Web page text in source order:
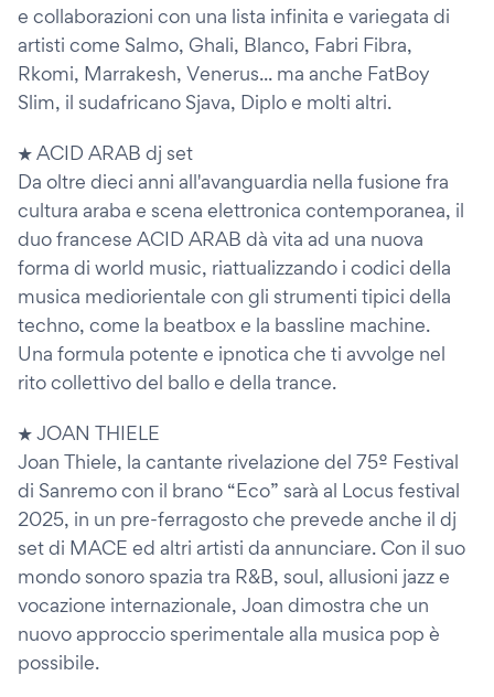
e collaborazioni con una lista infinita e variegata di
artisti come Salmo, Ghali, Blanco, Fabri Fibra,
Rkomi, Marrakesh, Venerus... ma anche FatBoy
Slim, il sudafricano Sjava, Diplo e molti altri.
★ ACID ARAB dj set
Da oltre dieci anni all'avanguardia nella fusione fra
cultura araba e scena elettronica contemporanea, il
duo francese ACID ARAB dà vita ad una nuova
forma di world music, riattualizzando i codici della
musica mediorientale con gli strumenti tipici della
techno, come la beatbox e la bassline machine.
Una formula potente e ipnotica che ti avvolge nel
rito collettivo del ballo e della trance.
★ JOAN THIELE
Joan Thiele, la cantante rivelazione del 75º Festival
di Sanremo con il brano “Eco” sarà al Locus festival
2025, in un pre-ferragosto che prevede anche il dj
set di MACE ed altri artisti da annunciare. Con il suo
mondo sonoro spazia tra R&B, soul, allusioni jazz e
vocazione internazionale, Joan dimostra che un
nuovo approccio sperimentale alla musica pop è
possibile.